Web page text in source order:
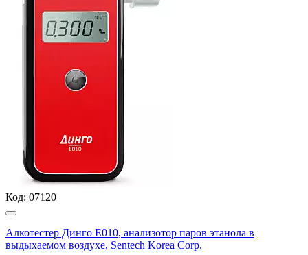
Код: 07120
Алкотестер Динго Е010, анализотор паров этанола в
выдыхаемом воздухе, Sentech Korea Corp.